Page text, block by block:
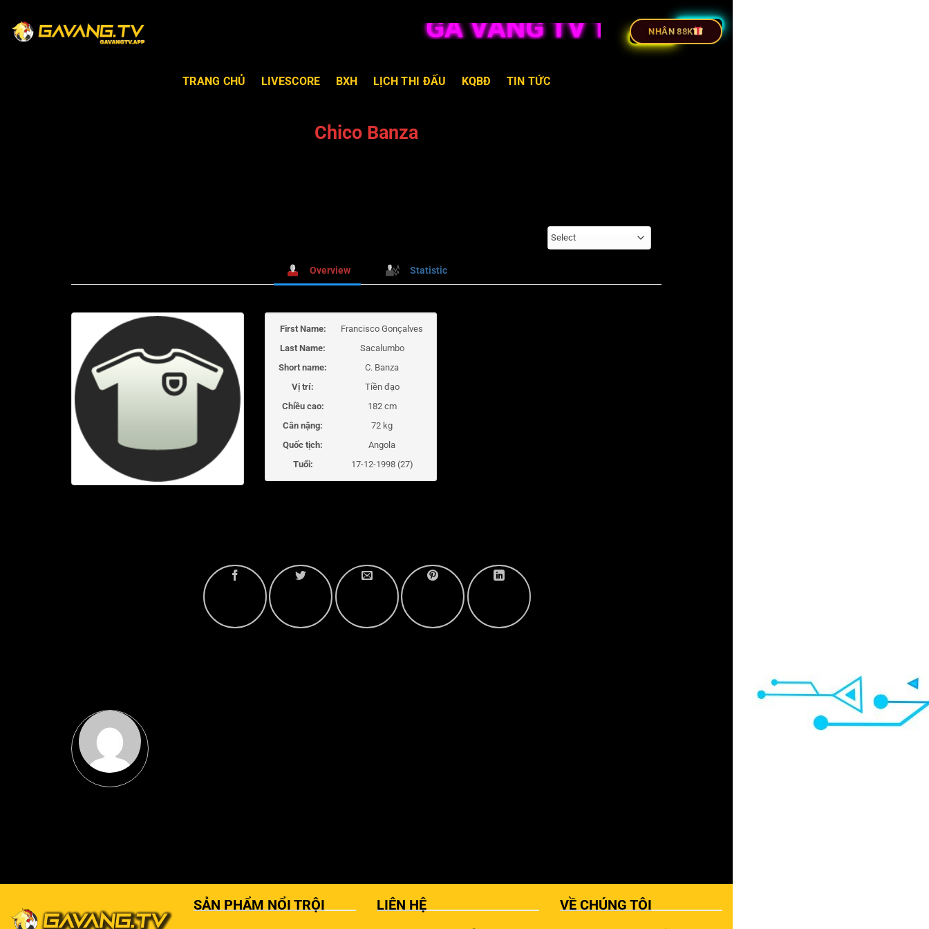
GÀ VÀNG TV TRỰC TIẾP BÓNG ĐÁ
NHÂN 88K
TRANG CHỦ LIVESCORE BXH LỊCH THI ĐẤU KQBĐ TIN TỨC
Chico Banza
Select
Overview Statistic
First Name:
Francisco Gonçalves
Last Name:
Sacalumbo
Short name:
C. Banza
Vị trí:
Tiền đạo
Chiều cao:
182 cm
Cân nặng:
72 kg
Quốc tịch:
Angola
Tuổi:
17-12-1998 (27)
SẢN PHẨM NỔI TRỘI LIÊN HỆ VỀ CHÚNG TÔI